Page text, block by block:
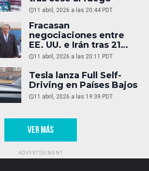
11 abril, 2026 a las 20:44 PDT
Fracasan
negociaciones entre
EE. UU. e Irán tras 21
horas
11 abril, 2026 a las 20:11 PDT
Tesla lanza Full Self-
Driving en Países Bajos
11 abril, 2026 a las 19:39 PDT
VER MÁS